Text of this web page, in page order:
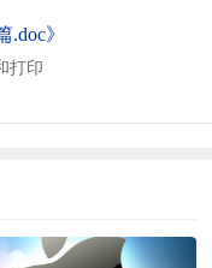
》
打印